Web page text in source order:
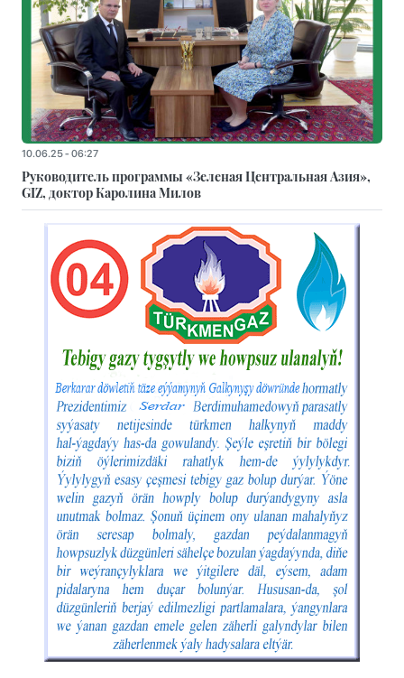
10.06.25 - 06:27
Руководитель программы «Зеленая Центральная Азия»,
GIZ, доктор Каролина Милов